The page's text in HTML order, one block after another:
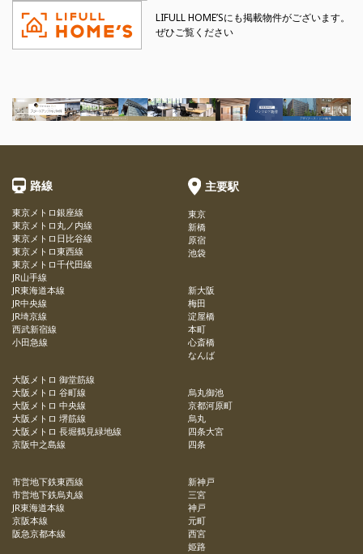
LIFULL HOME’Sにも掲載物件がございます。
ぜひご覧ください
路線
東京メトロ銀座線
東京メトロ丸ノ内線
東京メトロ日比谷線
東京メトロ東西線
東京メトロ千代田線
JR山手線
JR東海道本線
JR中央線
JR埼京線
西武新宿線
小田急線
大阪メトロ 御堂筋線
大阪メトロ 谷町線
大阪メトロ 中央線
大阪メトロ 堺筋線
大阪メトロ 長堀鶴見緑地線
京阪中之島線
市営地下鉄東西線
市営地下鉄烏丸線
JR東海道本線
京阪本線
阪急京都本線
主要駅
東京
新橋
原宿
池袋
新大阪
梅田
淀屋橋
本町
心斎橋
なんば
烏丸御池
京都河原町
烏丸
四条大宮
四条
新神戸
三宮
神戸
元町
西宮
姫路